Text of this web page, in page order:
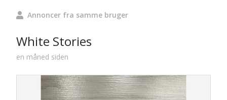
Annoncer fra samme bruger
White Stories
en måned siden